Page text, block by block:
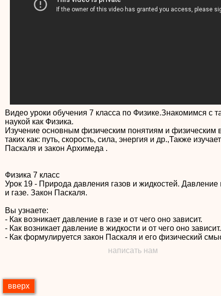
Видео уроки обучения 7 класса по Физике.Знакомимся с
наукой как Физика.
Изучение основным физическим понятиям и физическим
таких как: путь, скорость, сила, энергия и др.,Также
Паскаля и закон Архимеда .
Физика 7 класс
Урок 19 - Природа давления газов и жидкостей. Давление
и газе. Закон Паскаля.
Вы узнаете:
- Как возникает давление в газе и от чего оно зависит.
- Как возникает давление в жидкости и от чего оно зависит.
- Как формулируется закон Паскаля и его физический
написать нам
вверх